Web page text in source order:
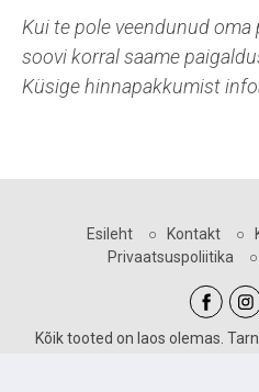
Kui te pole veendunud
soovi korral saame
Küsige hinnapakkumist
Esileht○ Kontakt○
Privaatsuspoliitika
○
Kõik tooted on laos olemas.
Sooduskoodid kehtivad